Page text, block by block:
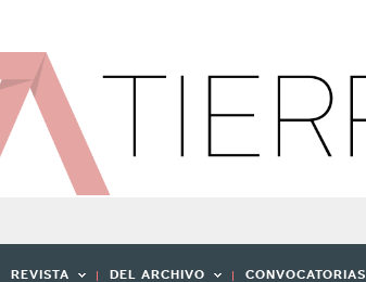
REVISTA DEL ARCHIVO CONVOCATORIAS